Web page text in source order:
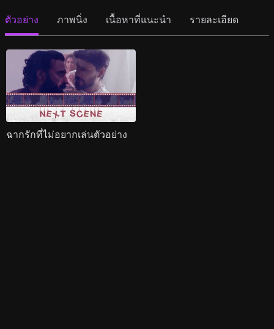
ตัวอย่าง ภาพนิ่ง เนื้อหาที่แนะนำ รายละเอียด
ฉากรักที่ไม่อยากเล่นตัวอย่าง